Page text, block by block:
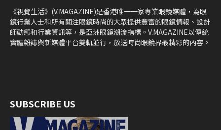
《視覺生活》(V.MAGAZINE)是香港唯一一家專業眼鏡媒體，為眼
鏡行業人士和所有關注眼鏡時尚的大眾提供豐富的眼鏡情報、設計
師動態和行業資訊等，是亞洲眼鏡潮流指標。V.MAGAZINE以傳統
實體雜誌與新媒體平台雙軌並行，放送時尚眼鏡界最精彩的內容。
SUBSCRIBE US